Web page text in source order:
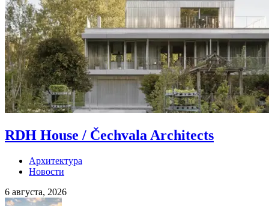
RDH House / Čechvala Architects
Архитектура
Новости
6 августа, 2026